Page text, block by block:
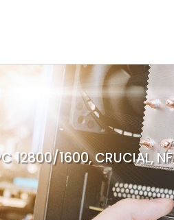
12800/1600, CRUCIAL, NF